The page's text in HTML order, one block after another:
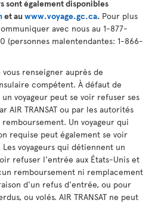
sont également disponibles
et au www.voyage.gc.ca. Pour plus
avec nous au 1-877-
(personnes malentendantes: 1-866-
renseigner auprès de
compétent. À défaut de
voyageur peut se voir refuser ses
AIR TRANSAT ou par les autorités
Un voyageur qui
requise peut également se voir
voyageurs qui détiennent un
refuser l'entrée aux États-Unis et
remboursement ni remplacement
d'un refus d'entrée, ou pour
ou volés. AIR TRANSAT ne peut